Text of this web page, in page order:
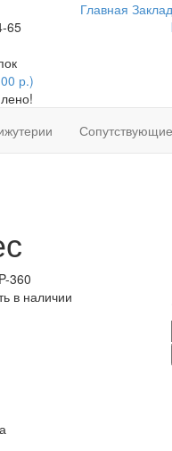
Главная
65
р.)
P-360
в наличии